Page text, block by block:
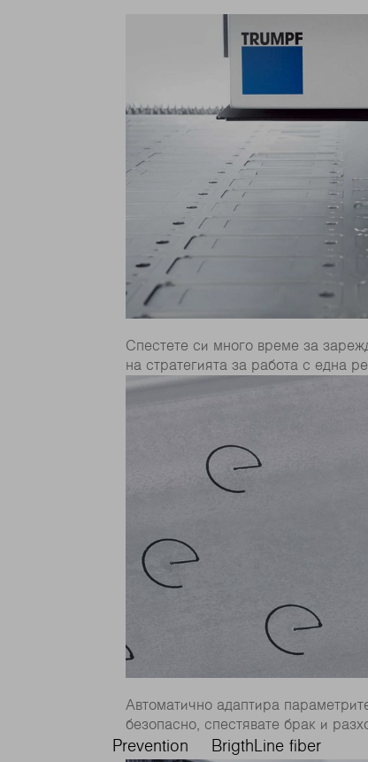
Спестете си много време за
на стратегията за работа с една
Автоматично адаптира
безопасно, спестявате брак и
Prevention BrigthLine fiber